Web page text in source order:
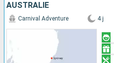
AUSTRALIE
Carnival Adventure 4 j